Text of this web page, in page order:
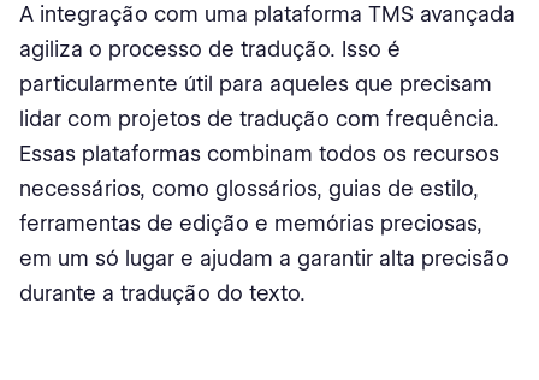
A integração com uma plataforma TMS avançada
agiliza o processo de tradução. Isso é
particularmente útil para aqueles que precisam
lidar com projetos de tradução com frequência.
Essas plataformas combinam todos os recursos
necessários, como glossários, guias de estilo,
ferramentas de edição e memórias preciosas,
em um só lugar e ajudam a garantir alta precisão
durante a tradução do texto.